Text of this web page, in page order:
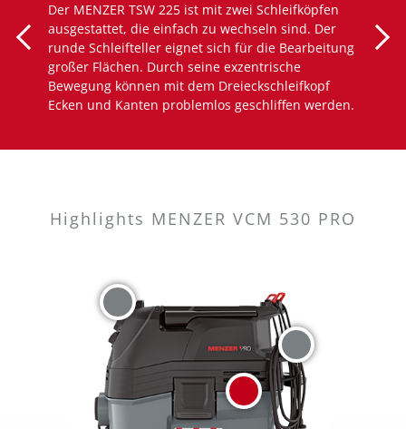
Der MENZER TSW 225 ist mit zwei Schleifköpfen
ausgestattet, die einfach zu wechseln sind. Der
runde Schleifteller eignet sich für die Bearbeitung
großer Flächen. Durch seine exzentrische
Bewegung können mit dem Dreieckschleifkopf
Ecken und Kanten problemlos geschliffen werden.
Highlights MENZER VCM 530 PRO